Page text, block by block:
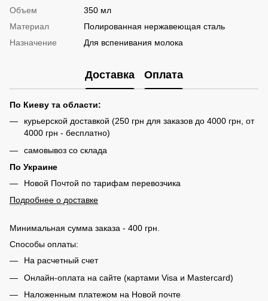
Объем
350 мл
Материал
Полированная нержавеющая сталь
Назначение
Для вспенивания молока
Доставка Оплата
По Киеву та области:
курьерской доставкой (250 грн для заказов до 4000 грн, от
4000 грн - бесплатно)
самовывоз со склада
По Украине
Новой Почтой по тарифам перевозчика
Подробнее о доставке
Минимальная сумма заказа - 400 грн.
Способы оплаты:
На расчетный счет
Онлайн-оплата на сайте (картами Visa и Mastercard)
Наложенным платежом на Новой почте